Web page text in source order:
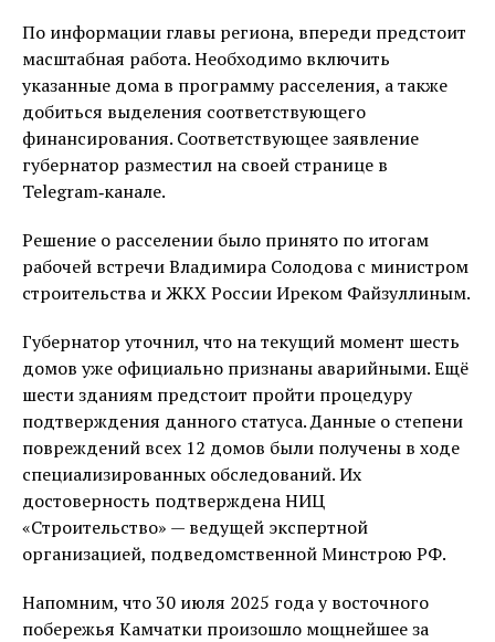
По информации главы региона, впереди предстоит
масштабная работа. Необходимо включить
указанные дома в программу расселения, а также
добиться выделения соответствующего
финансирования. Соответствующее заявление
губернатор разместил на своей странице в
Telegram‑канале.
Решение о расселении было принято по итогам
рабочей встречи Владимира Солодова с министром
строительства и ЖКХ России Иреком Файзуллиным.
Губернатор уточнил, что на текущий момент шесть
домов уже официально признаны аварийными. Ещё
шести зданиям предстоит пройти процедуру
подтверждения данного статуса. Данные о степени
повреждений всех 12 домов были получены в ходе
специализированных обследований. Их
достоверность подтверждена НИЦ
«Строительство» — ведущей экспертной
организацией, подведомственной Минстрою РФ.
Напомним, что 30 июля 2025 года у восточного
побережья Камчатки произошло мощнейшее за